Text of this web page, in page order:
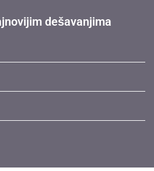
dešavanjima